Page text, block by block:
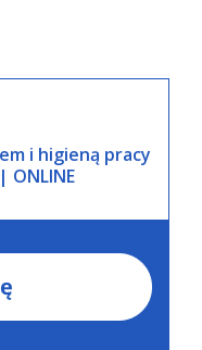
i higieną pracy
ONLINE